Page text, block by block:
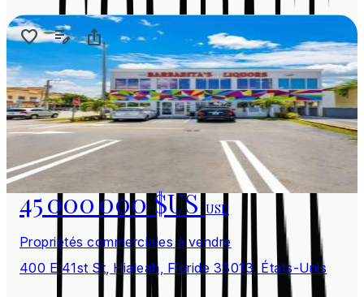
45 000 000 $USUSD
Propriétés commerciales à vendre
400 E 41st St, Hialeah, Floride 33013, États-Unis